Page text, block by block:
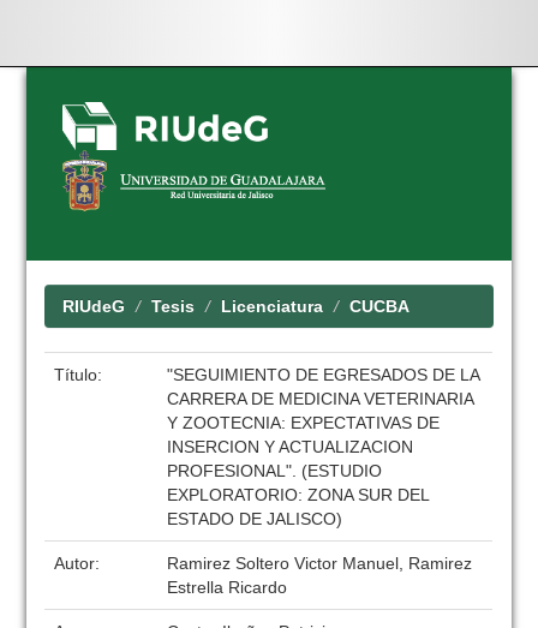
Skip
navigation
RIUdeG Tesis Licenciatura CUCBA
Título:
"SEGUIMIENTO DE EGRESADOS DE LA
CARRERA DE MEDICINA VETERINARIA
Y ZOOTECNIA: EXPECTATIVAS DE
INSERCION Y ACTUALIZACION
PROFESIONAL". (ESTUDIO
EXPLORATORIO: ZONA SUR DEL
ESTADO DE JALISCO)
Autor:
Ramirez Soltero Victor Manuel, Ramirez
Estrella Ricardo